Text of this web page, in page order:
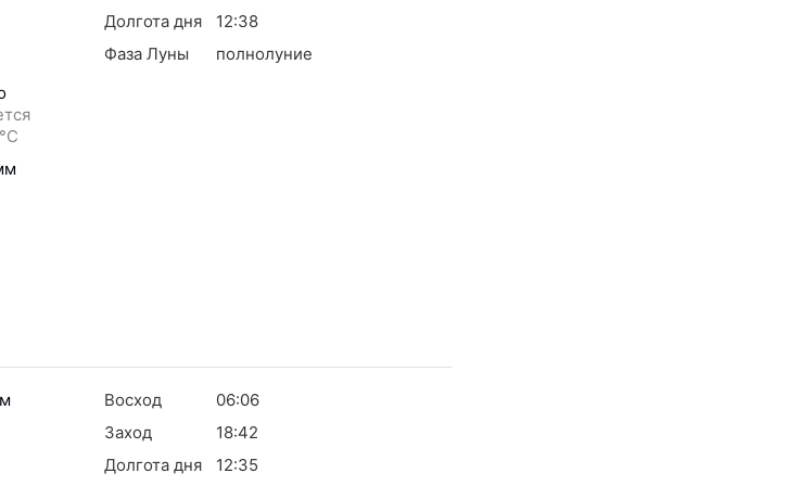
Долгота дня
12:38
Фаза Луны
полнолуние
Восход
06:06
Заход
18:42
Долгота дня
12:35